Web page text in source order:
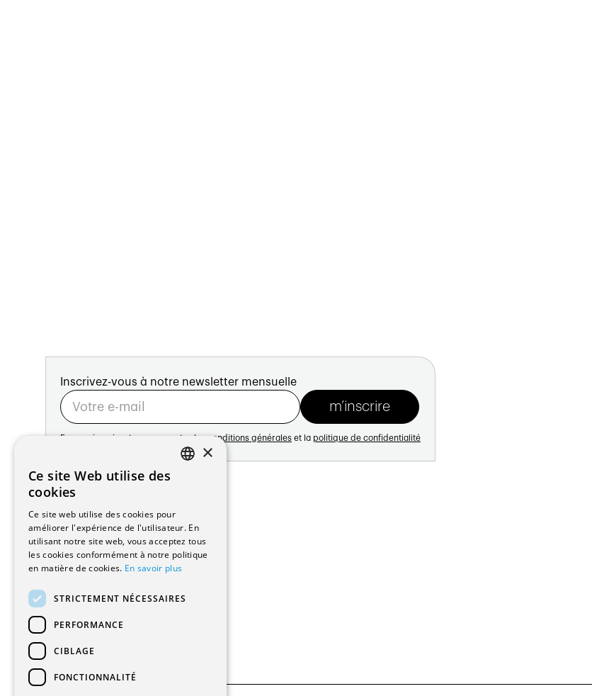
Inscrivez-vous à notre newsletter mensuelle
En vous inscrivant vous acceptez les conditions générales et la politique de confidentialité
Adresse:
Avenue de Longemalle 21
1020 Renens
Suisse
Contact:
Édition: +41 21 635 16 82
Plateforme: +41 21 631 10 50
info@architectes.ch
×
Ce site Web utilise des
cookies
Ce site web utilise des cookies pour
améliorer l'expérience de l'utilisateur. En
utilisant notre site web, vous acceptez tous
les cookies conformément à notre politique
en matière de cookies. En savoir plus
STRICTEMENT NÉCESSAIRES
PERFORMANCE
CIBLAGE
FONCTIONNALITÉ